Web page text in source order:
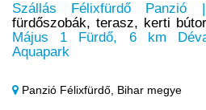
Szállás Félixfürdő Panzió
fürdőszobák, terasz, kerti
Május 1 Fürdő, 6 km
Aquapark
Panzió Félixfürdő, Bihar megye